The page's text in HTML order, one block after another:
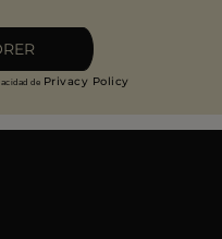
de Privacy Policy